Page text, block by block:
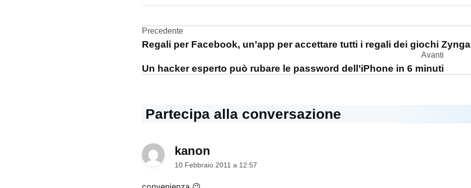
giornali
subscriptions
Navigazione
Precedente
Regali per Facebook, un’app per accettare tutti i regali dei giochi Zynga
Avanti
Un hacker esperto può rubare le password dell’iPhone in 6 minuti
Partecipa alla conversazione
kanon
10 Febbraio 2011 a 12:57